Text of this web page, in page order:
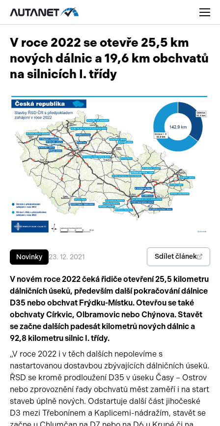
Užitková
Nákladní
Obytná
Motorky
Přívěsy a návěsy
Náhradní díly
Příslušenství
Novinky
Rady a tipy
Nové modely
Videa
V roce 2022 se otevře 25,5 km
nových dálnic a 19,6 km obchvatů
na silnicích I. třídy
Novinky 23. 12. 2021 Sdílet článek
V novém roce 2022 čeká řidiče otevření 25,5 kilometru
dálničních úseků, především další pokračování dálnice
D35 nebo obchvat Frýdku-Místku. Otevřou se také
obchvaty Církvic, Olbramovic nebo Chýnova. Stavět
se začne dalších padesát kilometrů nových dálnic a
92,8 kilometru silnic I. třídy.
„V roce 2022 i v těch dalších nepolevíme s
nastartovanou dostavbou zbývajících dálničních úseků.
ŘSD se kromě prodloužení D35 v úseku Časy – Ostrov
nebo zprovoznění řady obchvatů měst zaměří i na start
staveb úplně nových. Odstartuje další část jihočeské
D3 mezi Třebonínem a Kaplicemi-nádražím, stavět se